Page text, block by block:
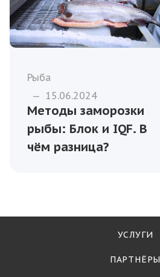
Рыба
— 15.06.2024
Методы заморозки
рыбы: Блок и IQF. В
чём разница?
УСЛУГИ
ПАРТНЁРЫ